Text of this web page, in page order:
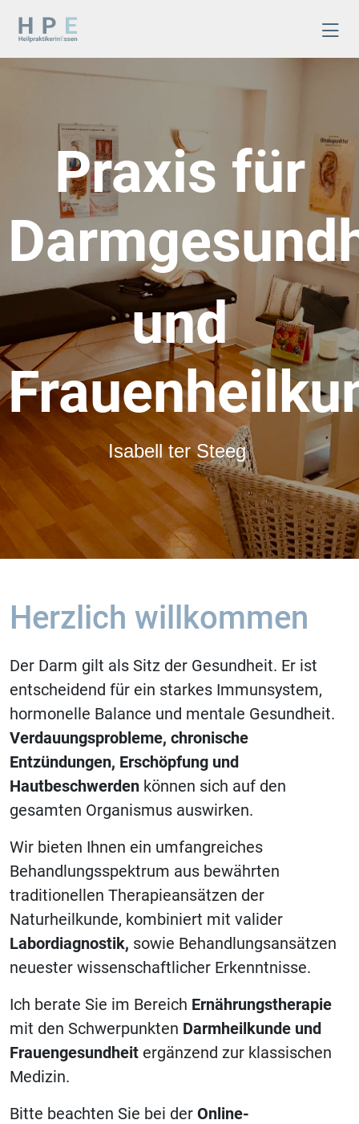
Praxis für
und
Isabell ter Steeg
Herzlich willkommen
Der Darm gilt als Sitz der Gesundheit. Er ist
entscheidend für ein starkes Immunsystem,
hormonelle Balance und mentale Gesundheit.
Verdauungsprobleme, chronische
Entzündungen, Erschöpfung und
Hautbeschwerden können sich auf den
gesamten Organismus auswirken.
Wir bieten Ihnen ein umfangreiches
Behandlungsspektrum aus bewährten
traditionellen Therapieansätzen der
Naturheilkunde, kombiniert mit valider
Labordiagnostik, sowie Behandlungsansätzen
neuester wissenschaftlicher Erkenntnisse.
Ich berate Sie im Bereich Ernährungstherapie
mit den Schwerpunkten Darmheilkunde und
Frauengesundheit ergänzend zur klassischen
Medizin.
Bitte beachten Sie bei der Online-